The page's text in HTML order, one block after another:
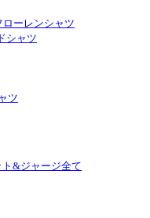
ローレンシャツ
シャツ
ツ
ト&ジャージ全て